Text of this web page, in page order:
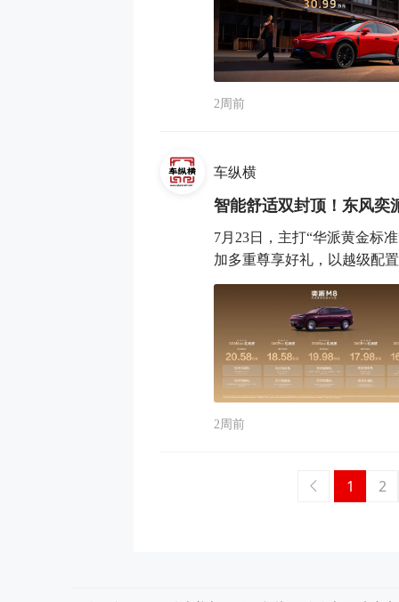
2周前
车纵横
智能舒适双封顶！东风奕
7月23日，主打“华派黄金标
加多重尊享好礼，以越级配
2周前
1 2